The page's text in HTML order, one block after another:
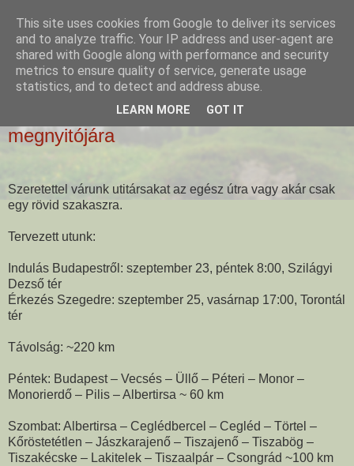
2016-09-22
Kerékpáros zarándoklat a Teremtés hete
megnyitójára
Szeretettel várunk utitársakat az egész útra vagy akár csak
egy rövid szakaszra.
Tervezett utunk:
Indulás Budapestről: szeptember 23, péntek 8:00, Szilágyi
Dezső tér
Érkezés Szegedre: szeptember 25, vasárnap 17:00, Torontál
tér
Távolság: ~220 km
Péntek: Budapest – Vecsés – Üllő – Péteri – Monor –
Monorierdő – Pilis – Albertirsa ~ 60 km
Szombat: Albertirsa – Ceglédbercel – Cegléd – Törtel –
Kőröstetétlen – Jászkarajenő – Tiszajenő – Tiszabög –
Tiszakécske – Lakitelek – Tiszaalpár – Csongrád ~100 km
This site uses cookies from Google to deliver its services
and to analyze traffic. Your IP address and user-agent are
shared with Google along with performance and security
metrics to ensure quality of service, generate usage
statistics, and to detect and address abuse.
LEARN MORE GOT IT